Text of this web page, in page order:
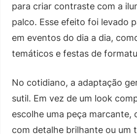
para criar contraste com a
palco. Esse efeito foi levado
em eventos do dia a dia,
temáticos e festas de
No cotidiano, a adaptação
sutil. Em vez de um look
escolhe uma peça marcante,
com detalhe brilhante ou um